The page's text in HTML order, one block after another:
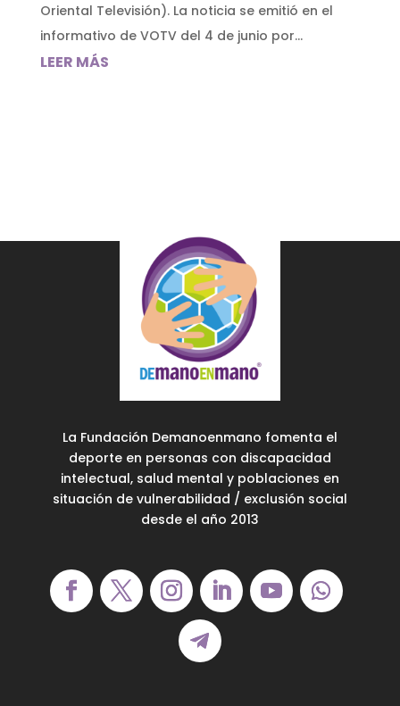
Oriental Televisión). La noticia se emitió en el
informativo de VOTV del 4 de junio por...
LEER MÁS
La Fundación Demanoenmano fomenta el
deporte en personas con discapacidad
intelectual, salud mental y poblaciones en
situación de vulnerabilidad / exclusión social
desde el año 2013